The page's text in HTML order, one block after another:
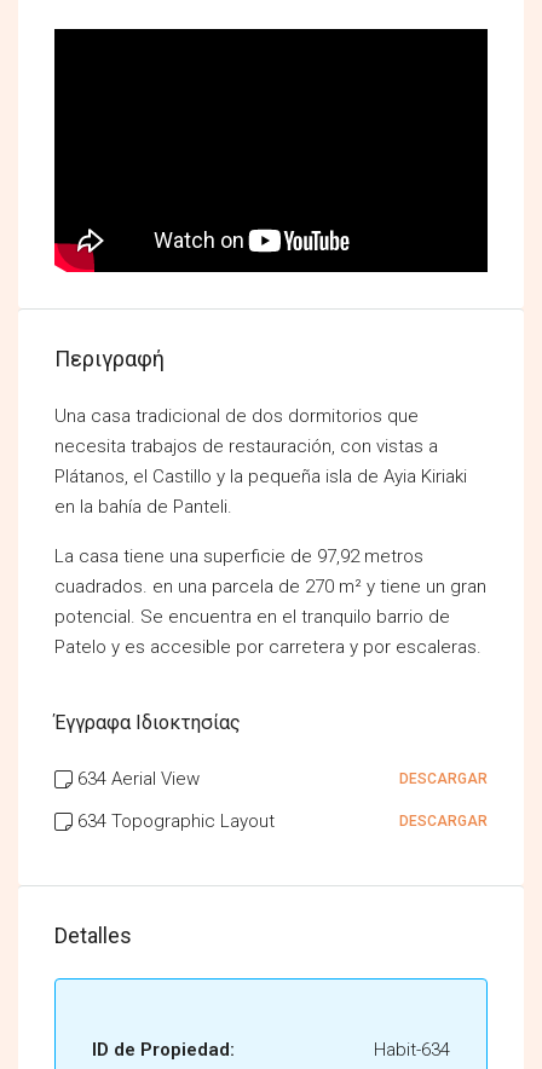
Περιγραφή
Una casa tradicional de dos dormitorios que
necesita trabajos de restauración, con vistas a
Plátanos, el Castillo y la pequeña isla de Ayia Kiriaki
en la bahía de Panteli.
La casa tiene una superficie de 97,92 metros
cuadrados. en una parcela de 270 m² y tiene un gran
potencial. Se encuentra en el tranquilo barrio de
Patelo y es accesible por carretera y por escaleras.
Έγγραφα Ιδιοκτησίας
634 Aerial View DESCARGAR
634 Topographic Layout DESCARGAR
Detalles
ID de Propiedad: Habit-634